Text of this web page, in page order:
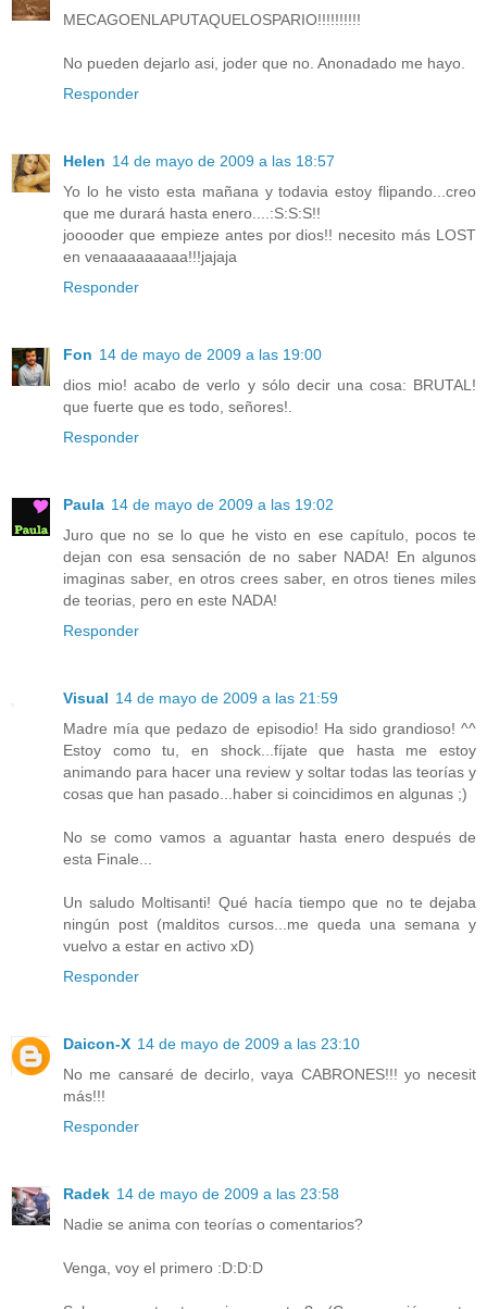
MECAGOENLAPUTAQUELOSPARIO!!!!!!!!!!
No pueden dejarlo asi, joder que no. Anonadado me hayo.
Responder
Helen 14 de mayo de 2009 a las 18:57
Yo lo he visto esta mañana y todavia estoy flipando...creo
que me durará hasta enero....:S:S:S!!
jooooder que empieze antes por dios!! necesito más LOST
en venaaaaaaaaa!!!jajaja
Responder
Fon 14 de mayo de 2009 a las 19:00
dios mio! acabo de verlo y sólo decir una cosa: BRUTAL!
que fuerte que es todo, señores!.
Responder
Paula 14 de mayo de 2009 a las 19:02
Juro que no se lo que he visto en ese capítulo, pocos te
dejan con esa sensación de no saber NADA! En algunos
imaginas saber, en otros crees saber, en otros tienes miles
de teorias, pero en este NADA!
Responder
Visual 14 de mayo de 2009 a las 21:59
Madre mía que pedazo de episodio! Ha sido grandioso! ^^
Estoy como tu, en shock...fíjate que hasta me estoy
animando para hacer una review y soltar todas las teorías y
cosas que han pasado...haber si coincidimos en algunas ;)
No se como vamos a aguantar hasta enero después de
esta Finale...
Un saludo Moltisanti! Qué hacía tiempo que no te dejaba
ningún post (malditos cursos...me queda una semana y
vuelvo a estar en activo xD)
Responder
Daicon-X 14 de mayo de 2009 a las 23:10
No me cansaré de decirlo, vaya CABRONES!!! yo necesit
más!!!
Responder
Radek 14 de mayo de 2009 a las 23:58
Nadie se anima con teorías o comentarios?
Venga, voy el primero :D:D:D